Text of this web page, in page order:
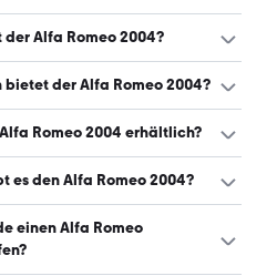
bei mobile.de, davon 91
Alfa Romeo 2004?
zwischen 112 und
der Alfa Romeo 2004?
manuellem, automatischem
Romeo 2004 erhältlich?
es in folgenden Farben:
(Stand: 6.8.2026)
es den Alfa Romeo 2004?
es in folgenden Bauformen:
einen Alfa Romeo